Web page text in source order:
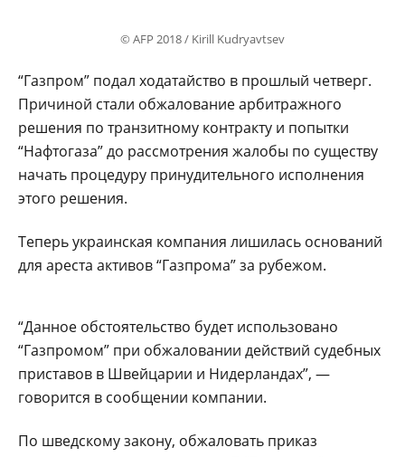
© AFP 2018 / Kirill Kudryavtsev
“Газпром” подал ходатайство в прошлый четверг.
Причиной стали обжалование арбитражного
решения по транзитному контракту и попытки
“Нафтогаза” до рассмотрения жалобы по существу
начать процедуру принудительного исполнения
этого решения.
Теперь украинская компания лишилась оснований
для ареста активов “Газпрома” за рубежом.
“Данное обстоятельство будет использовано
“Газпромом” при обжаловании действий судебных
приставов в Швейцарии и Нидерландах”, —
говорится в сообщении компании.
По шведскому закону, обжаловать приказ